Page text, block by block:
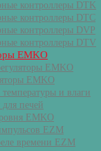
контроллеры DTK
контроллеры DTC
контроллеры DVP
контроллеры DTV
EMKO
EMKO
EMKO
температуры и влаги
для печей
EMKO
EZM
времени EZM